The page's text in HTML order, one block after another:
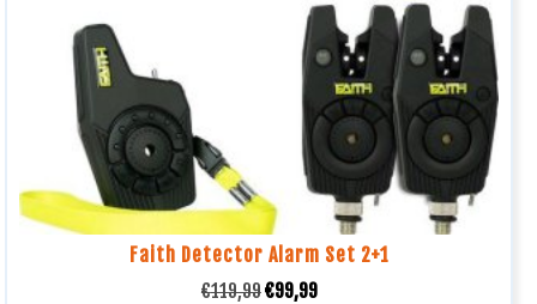
Faith Detector Alarm Set 2+1
€119,99€99,99